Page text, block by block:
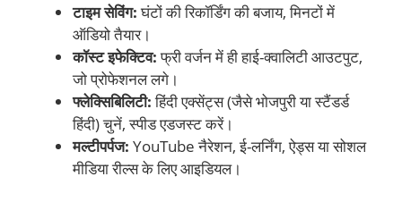
टाइम सेविंग:घंटों की रिकॉर्डिंग की बजाय, मिनटों में
ऑडियो तैयार।
कॉस्ट इफेक्टिव:फ्री वर्जन में ही हाई-क्वालिटी आउटपुट,
जो प्रोफेशनल लगे।
फ्लेक्सिबिलिटी:हिंदी एक्सेंट्स (जैसे भोजपुरी या स्टैंडर्ड
हिंदी) चुनें, स्पीड एडजस्ट करें।
मल्टीपर्पज: YouTube नैरेशन, ई-लर्निंग, ऐड्स या सोशल
मीडिया रील्स के लिए आइडियल।